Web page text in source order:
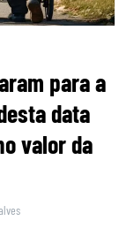
para a
data
valor da